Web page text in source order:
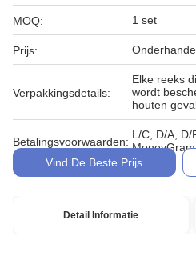
MOQ: 1 set
Prijs:
Verpakkingsdetails:
Elke reeks
wordt
houten
Betalingsvoorwaarden:
L/C, D/A, D/
Vind De Beste Prijs
Detail Informatie